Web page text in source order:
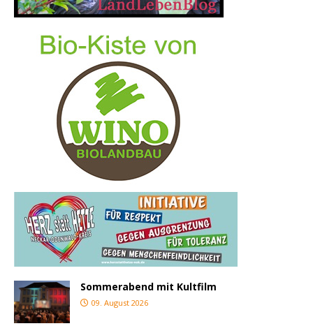
Sommerabend mit Kultfilm
09. August 2026